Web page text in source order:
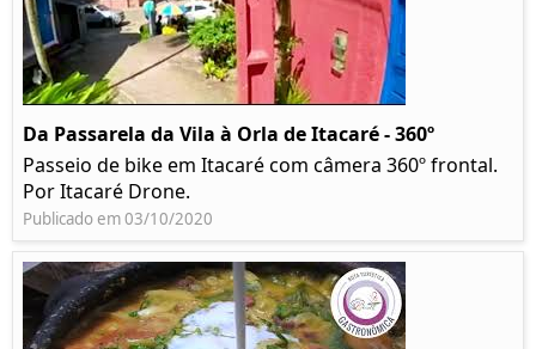
Da Passarela da Vila à Orla de Itacaré - 360º
Passeio de bike em Itacaré com câmera 360º frontal.
Por Itacaré Drone.
Publicado em 03/10/2020